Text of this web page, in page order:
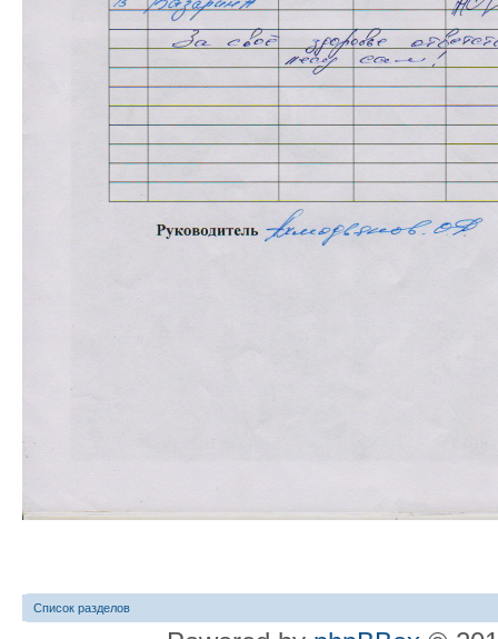
Список разделов